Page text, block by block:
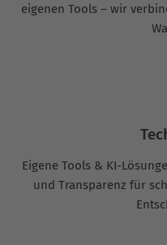
eigenen Tools – wir
Eigene Tools & KI-
und Transparenz für